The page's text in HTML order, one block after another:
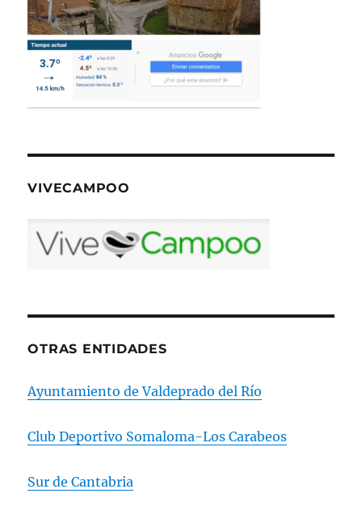
VIVECAMPOO
OTRAS ENTIDADES
Ayuntamiento de Valdeprado del Río
Club Deportivo Somaloma-Los Carabeos
Sur de Cantabria